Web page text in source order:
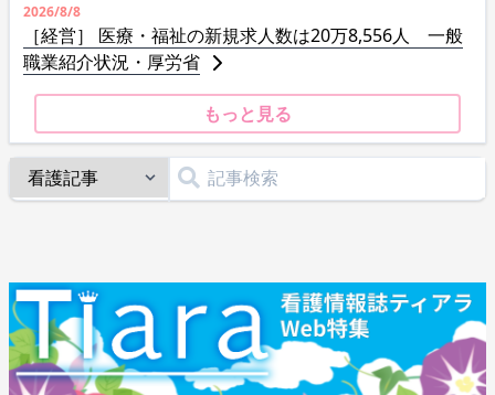
2026/8/8
［経営］ 医療・福祉の新規求人数は20万8,556人 一般
職業紹介状況・厚労省
もっと見る